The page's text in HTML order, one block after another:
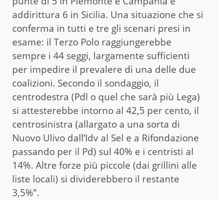
addirittura 6 in Sicilia. Una situazione che si
conferma in tutti e tre gli scenari presi in
esame: il Terzo Polo raggiungerebbe
sempre i 44 seggi, largamente sufficienti
per impedire il prevalere di una delle due
coalizioni. Secondo il sondaggio, il
centrodestra (Pdl o quel che sarà più Lega)
si attesterebbe intorno al 42,5 per cento, il
centrosinistra (allargato a una sorta di
Nuovo Ulivo dall’Idv al Sel e a Rifondazione
passando per il Pd) sul 40% e i centristi al
14%. Altre forze più piccole (dai grillini alle
liste locali) si dividerebbero il restante
3,5%”.